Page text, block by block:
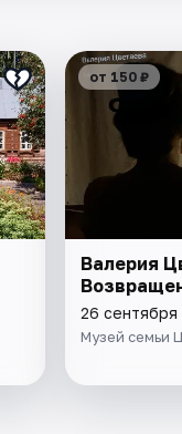
от 150 ₽
Валерия
26 сентября
Музей семьи